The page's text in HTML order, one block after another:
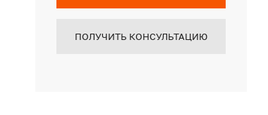
ПОЛУЧИТЬ КОНСУЛЬТАЦИЮ